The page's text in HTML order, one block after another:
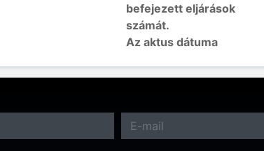
befejezett eljárások
számát.
Az aktus dátuma